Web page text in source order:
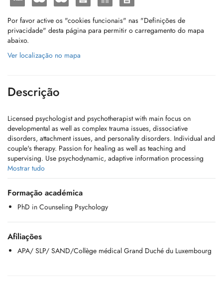
Por favor active os "cookies funcionais" nas "Definições de
privacidade" desta página para permitir o carregamento do mapa
abaixo.
Ver localização no mapa
Descrição
Licensed psychologist and psychotherapist with main focus on
developmental as well as complex trauma issues, dissociative
disorders, attachment issues, and personality disorders. Individual and
couple's therapy. Passion for healing as well as teaching and
supervising. Use psychodynamic, adaptive information processing
(AIP), IRRT and other trauma-focused approaches to therapy.
Services covered by insurance
Mostrar tudo
Formação académica
PhD in Counseling Psychology
Afiliações
APA/ SLP/ SAND/Collège médical Grand Duché du Luxembourg